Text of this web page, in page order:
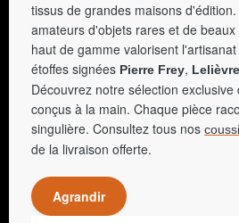
tissus de grandes maisons
amateurs d'objets rares et de
haut de gamme valorisent
étoffes signées Pierre Frey, Lelièvre
Découvrez notre sélection
conçus à la main. Chaque pièce
singulière. Consultez tous nos
de la livraison offerte.
Agrandir